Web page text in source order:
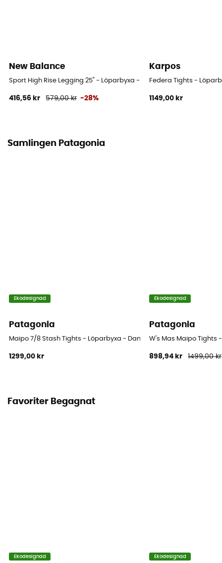
New Balance
Sport High Rise Legging 25" - Löparbyxa - Dam
416,56 kr 579,00 kr -28%
Karpos
Federa Tights -
1149,00 kr
Samlingen Patagonia
Ekodesignad
Patagonia
Maipo 7/8 Stash Tights - Löparbyxa - Dam
1299,00 kr
Ekodesignad
Patagonia
W's Mas Maipo Tights
898,94 kr 1499,00 kr
Favoriter Begagnat
Ekodesignad Ekodesignad